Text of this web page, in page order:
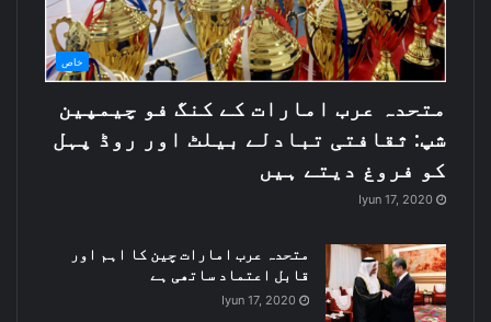
خاص
متحدہ عرب امارات کے کنگ فو چیمپین
شپ: ثقافتی تبادلے بیلٹ اور روڈ پہل
کو فروغ دیتے ہیں
Iyun 17, 2020
متحدہ عرب امارات چین کا اہم اور
قابل اعتماد ساتھی ہے
Iyun 17, 2020